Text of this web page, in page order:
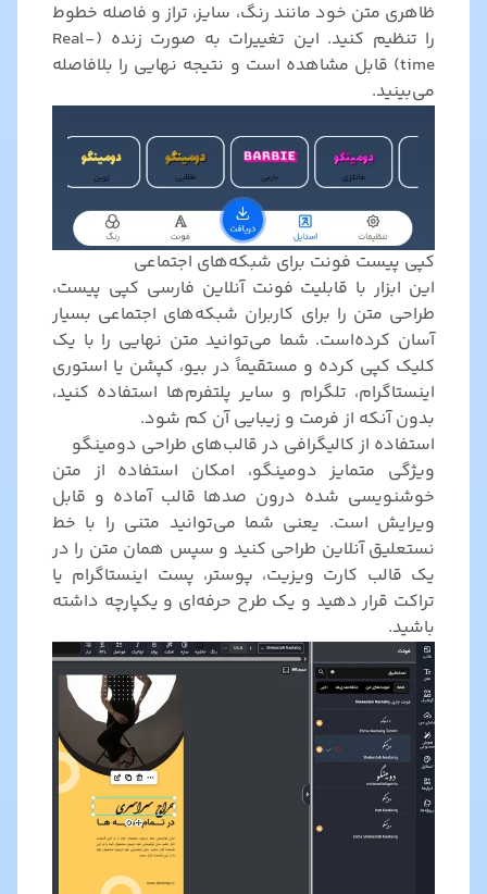
ظاهری متن خود مانند رنگ، سایز، تراز و فاصله خطوط
را تنظیم کنید. این تغییرات به صورت زنده (Real-
time) قابل مشاهده است و نتیجه نهایی را بلافاصله
می‌بینید.
کپی پیست فونت برای شبکه‌های اجتماعی
این ابزار با قابلیت فونت آنلاین فارسی کپی پیست،
طراحی متن را برای کاربران شبکه‌های اجتماعی بسیار
آسان کرده‌است. شما می‌توانید متن نهایی را با یک
کلیک کپی کرده و مستقیماً در بیو، کپشن یا استوری
اینستاگرام، تلگرام و سایر پلتفرم‌ها استفاده کنید،
بدون آنکه از فرمت و زیبایی آن کم شود.
استفاده از کالیگرافی در قالب‌های طراحی دومینگو
ویژگی متمایز دومینگو، امکان استفاده از متن
خوشنویسی شده درون صدها قالب آماده و قابل
ویرایش است. یعنی شما می‌توانید متنی را با خط
نستعلیق آنلاین طراحی کنید و سپس همان متن را در
یک قالب کارت ویزیت، پوستر، پست اینستاگرام یا
تراکت قرار دهید و یک طرح حرفه‌ای و یکپارچه داشته
باشید.